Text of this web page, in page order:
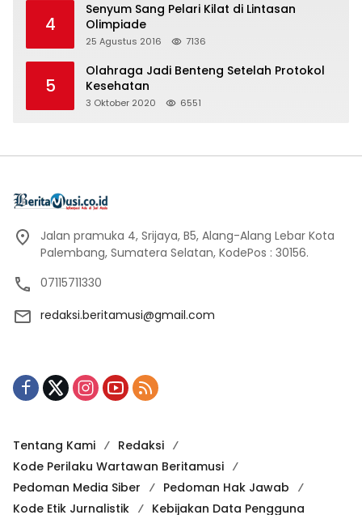
4
Senyum Sang Pelari Kilat di Lintasan
Olimpiade
25 Agustus 2016 7136
5
Olahraga Jadi Benteng Setelah Protokol
Kesehatan
3 Oktober 2020 6551
Jalan pramuka 4, Srijaya, B5, Alang-Alang Lebar Kota
Palembang, Sumatera Selatan, KodePos : 30156.
07115711330
redaksi.beritamusi@gmail.com
Tentang Kami
Redaksi
Kode Perilaku Wartawan Beritamusi
Pedoman Media Siber
Pedoman Hak Jawab
Kode Etik Jurnalistik
Kebijakan Data Pengguna